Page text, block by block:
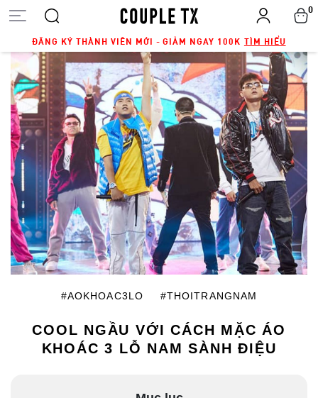
ĐĂNG KÝ THÀNH VIÊN MỚI - GIẢM NGAY 100K TÌM HIỂU
0
#AOKHOAC3LO #THOITRANGNAM
COOL NGẦU VỚI CÁCH MẶC ÁO
KHOÁC 3 LỖ NAM SÀNH ĐIỆU